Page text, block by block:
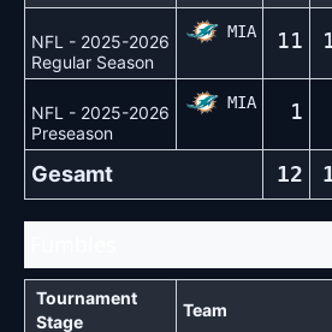
NFL - 2025-2026
Regular Season
MIA 11
NFL - 2025-2026
Preseason
MIA 1
Gesamt 12
Tournament
Stage
Team